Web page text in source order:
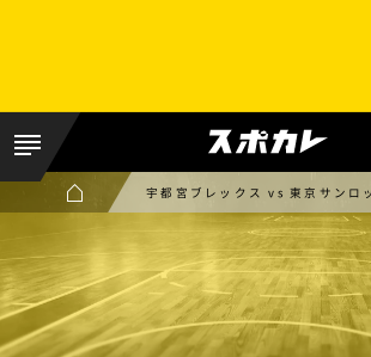
宇都宮ブレックス vs 東京サンロ